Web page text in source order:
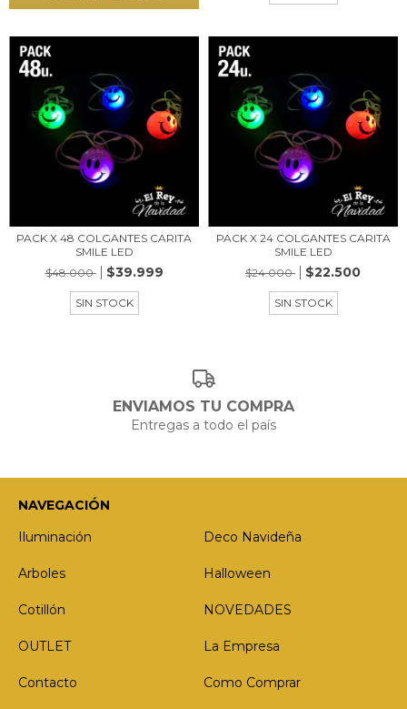
PACK X 48 COLGANTES CARITA
SMILE LED
$48.000
$39.999
SIN STOCK
PACK X 24 COLGANTES CARITA
SMILE LED
$24.000
$22.500
SIN STOCK
ENVIAMOS TU COMPRA
Entregas a todo el país
NAVEGACIÓN
Iluminación
Deco Navideña
Arboles Halloween
Cotillón NOVEDADES
OUTLET La Empresa
Contacto Como Comprar